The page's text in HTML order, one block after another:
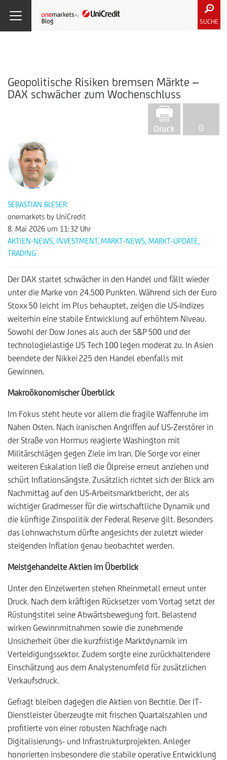
SUCHE
Geopolitische Risiken bremsen Märkte –
DAX schwächer zum Wochenschluss
0
SEBASTIAN BLESER
onemarkets by UniCredit
8. Mai 2026 um 11:32 Uhr
AKTIEN-NEWS INVESTMENT, MARKT-NEWS MARKT-UPDATE
TRADING
Der DAX startet schwächer in den Handel und fällt wieder
unter die Marke von 24.500 Punkten. Während sich der Euro
Stoxx 50 leicht im Plus behauptet, zeigen die US-Indizes
weiterhin eine stabile Entwicklung auf erhöhtem Niveau.
Sowohl der Dow Jones als auch der S&P 500 und der
technologielastige US Tech 100 legen moderat zu. In Asien
beendete der Nikkei 225 den Handel ebenfalls mit
Gewinnen.
Makroökonomischer Überblick
Im Fokus steht heute vor allem die fragile Waffenruhe im
Nahen Osten. Nach iranischen Angriffen auf US-Zerstörer in
der Straße von Hormus reagierte Washington mit
Militärschlägen gegen Ziele im Iran. Die Sorge vor einer
weiteren Eskalation ließ die Ölpreise erneut anziehen und
schürt Inflationsängste. Zusätzlich richtet sich der Blick am
Nachmittag auf den US-Arbeitsmarktbericht, der als
wichtiger Gradmesser für die wirtschaftliche Dynamik und
die künftige Zinspolitik der Federal Reserve gilt. Besonders
das Lohnwachstum dürfte angesichts der zuletzt wieder
steigenden Inflation genau beobachtet werden.
Meistgehandelte Aktien im Überblick
Unter den Einzelwerten stehen Rheinmetall erneut unter
Druck. Nach dem kräftigen Rücksetzer vom Vortag setzt der
Rüstungstitel seine Abwärtsbewegung fort. Belastend
wirken Gewinnmitnahmen sowie die zunehmende
Unsicherheit über die kurzfristige Marktdynamik im
Verteidigungssektor. Zudem sorgte eine zurückhaltendere
Einschätzung aus dem Analystenumfeld für zusätzlichen
Verkaufsdruck.
Gefragt bleiben dagegen die Aktien von Bechtle. Der IT-
Dienstleister überzeugte mit frischen Quartalszahlen und
profitierte von einer robusten Nachfrage nach
Digitalisierungs- und Infrastrukturprojekten. Anleger
honorierten insbesondere die stabile operative Entwicklung